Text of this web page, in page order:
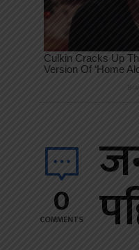
0
COMMENTS